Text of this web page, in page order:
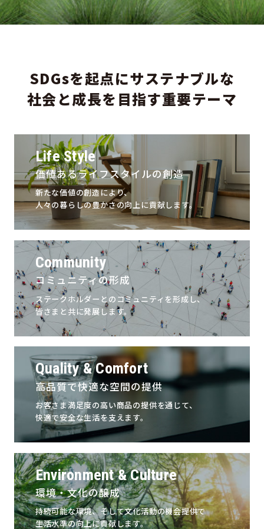
SDGsを起点にサステナブルな
社会と成長を目指す重要テーマ
Life Style
価値あるライフスタイルの創造
新たな価値の創造により、
人々の暮らしの豊かさの向上に貢献します。
Community
コミュニティの形成
ステークホルダーとのコミュニティを形成し、
皆さまと共に発展します。
Quality & Comfort
高品質で快適な空間の提供
お客さま満足度の高い商品の提供を通じて、
快適で安全な生活を支えます。
Environment & Culture
環境・文化の醸成
持続可能な環境、そして文化活動の機会提供で
生活水準の向上に貢献します。